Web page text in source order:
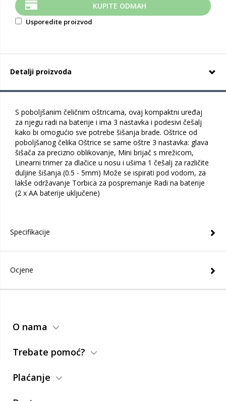
KUPITE ODMAH
Usporedite proizvod
Detalji proizvoda
S poboljšanim čeličnim oštricama, ovaj kompaktni uređaj
za njegu radi na baterije i ima 3 nastavka i podesivi češalj
kako bi omogućio sve potrebe šišanja brade. Oštrice od
poboljšanog čelika Oštrice se same oštre 3 nastavka: glava
šišača za precizno oblikovanje, Mini brijač s mrežicom,
Linearni trimer za dlačice u nosu i ušima 1 češalj za različite
duljine šišanja (0.5 - 5mm) Može se ispirati pod vodom, za
lakše održavanje Torbica za pospremanje Radi na baterije
(2 x AA baterije uključene)
Specifikacije
Ocjene
O nama
Trebate pomoć?
Plaćanje